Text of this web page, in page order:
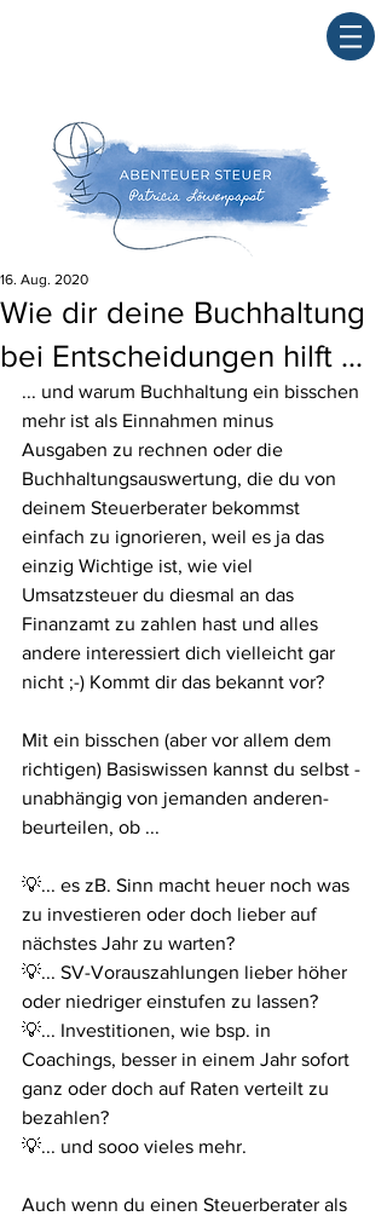
Wie dir deine Buchhaltung
bei Entscheidungen hilft ...
16. Aug. 2020
... und warum Buchhaltung ein bisschen
mehr ist als Einnahmen minus
Ausgaben zu rechnen oder die
Buchhaltungsauswertung, die du von
deinem Steuerberater bekommst
einfach zu ignorieren, weil es ja das
einzig Wichtige ist, wie viel
Umsatzsteuer du diesmal an das
Finanzamt zu zahlen hast und alles
andere interessiert dich vielleicht gar
nicht ;-) Kommt dir das bekannt vor?
Mit ein bisschen (aber vor allem dem
richtigen) Basiswissen kannst du selbst -
unabhängig von jemanden anderen-
beurteilen, ob ...
💡... es zB. Sinn macht heuer noch was
zu investieren oder doch lieber auf
nächstes Jahr zu warten?
💡... SV-Vorauszahlungen lieber höher
oder niedriger einstufen zu lassen?
💡... Investitionen, wie bsp. in
Coachings, besser in einem Jahr sofort
ganz oder doch auf Raten verteilt zu
bezahlen?
💡... und sooo vieles mehr.
Auch wenn du einen Steuerberater als